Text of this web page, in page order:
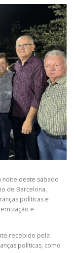
noite deste sábado
de Barcelona,
políticas e
e
recebido pela
políticas, como